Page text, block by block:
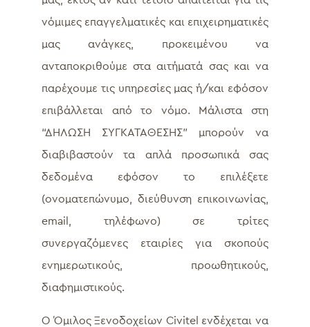
νόμιμες επαγγελματικές και επιχειρηματικές
μας ανάγκες, προκειμένου να
ανταποκριθούμε στα αιτήματά σας και να
παρέχουμε τις υπηρεσίες μας ή/και εφόσον
επιβάλλεται από το νόμο. Μάλιστα στη
“ΔΗΛΩΣΗ ΣΥΓΚΑΤΑΘΕΣΗΣ” μπορούν να
διαβιβαστούν τα απλά προσωπικά σας
δεδομένα εφόσον το επιλέξετε
(ονοματεπώνυμο, διεύθυνση επικοινωνίας,
email, τηλέφωνο) σε τρίτες
συνεργαζόμενες εταιρίες για σκοπούς
ενημερωτικούς, προωθητικούς,
διαφημιστικούς.
Ο Όμιλος Ξενοδοχείων Civitel ενδέχεται να